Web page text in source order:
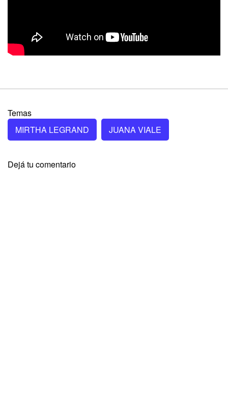
Temas
MIRTHA LEGRAND
JUANA VIALE
Dejá tu comentario